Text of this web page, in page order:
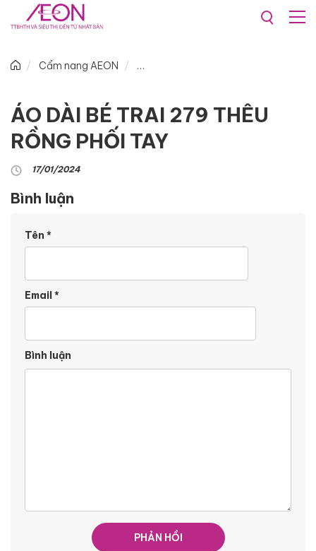
Cẩm nang AEON
ÁO DÀI BÉ TRAI 279 THÊU
RỒNG PHỐI TAY
17/01/2024
Bình luận
Tên *
Email*
Bình luận